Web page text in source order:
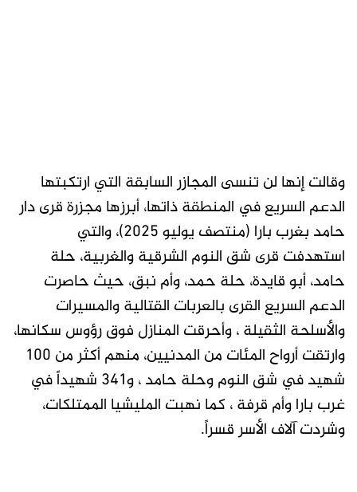
وقالت إنها لن تنسى المجازر السابقة التي ارتكبتها
الدعم السريع في المنطقة ذاتها، أبرزها مجزرة قرى دار
حامد بغرب بارا (منتصف يوليو 2025)، والتي
استهدفت قرى شق النوم الشرقية والغربية، حلة
حامد، أبو قايدة، حلة حمد، وأم نبق، حيث حاصرت
الدعم السريع القرى بالعربات القتالية والمسيرات
والأسلحة الثقيلة ، وأحرقت المنازل فوق رؤوس سكانها،
وارتقت أرواح المئات من المدنيين، منهم أكثر من 100
شهيد في شق النوم وحلة حامد ، و341 شهيداً في
غرب بارا وأم قرفة ، كما نهبت المليشيا الممتلكات،
وشردت آلاف الأسر قسراً.